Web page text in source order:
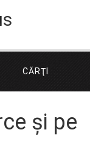
CĂRŢI
și pe